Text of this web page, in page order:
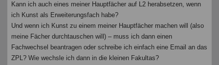
Kann ich auch eines meiner Hauptfächer auf L2 herabsetzen, wenn
ich Kunst als Erweiterungsfach habe?
Und wenn ich Kunst zu einem meiner Hauptfächer machen will (also
meine Fächer durchtauschen will) – muss ich dann einen
Fachwechsel beantragen oder schreibe ich einfach eine Email an das
ZPL? Wie wechsle ich dann in die kleinen Fakultas?